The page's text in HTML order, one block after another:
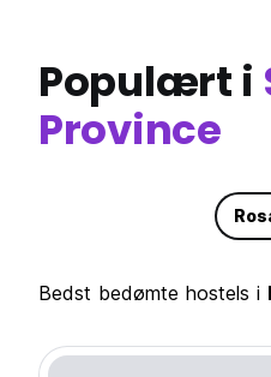
Populært i
Province
Bedst bedømte hostels i